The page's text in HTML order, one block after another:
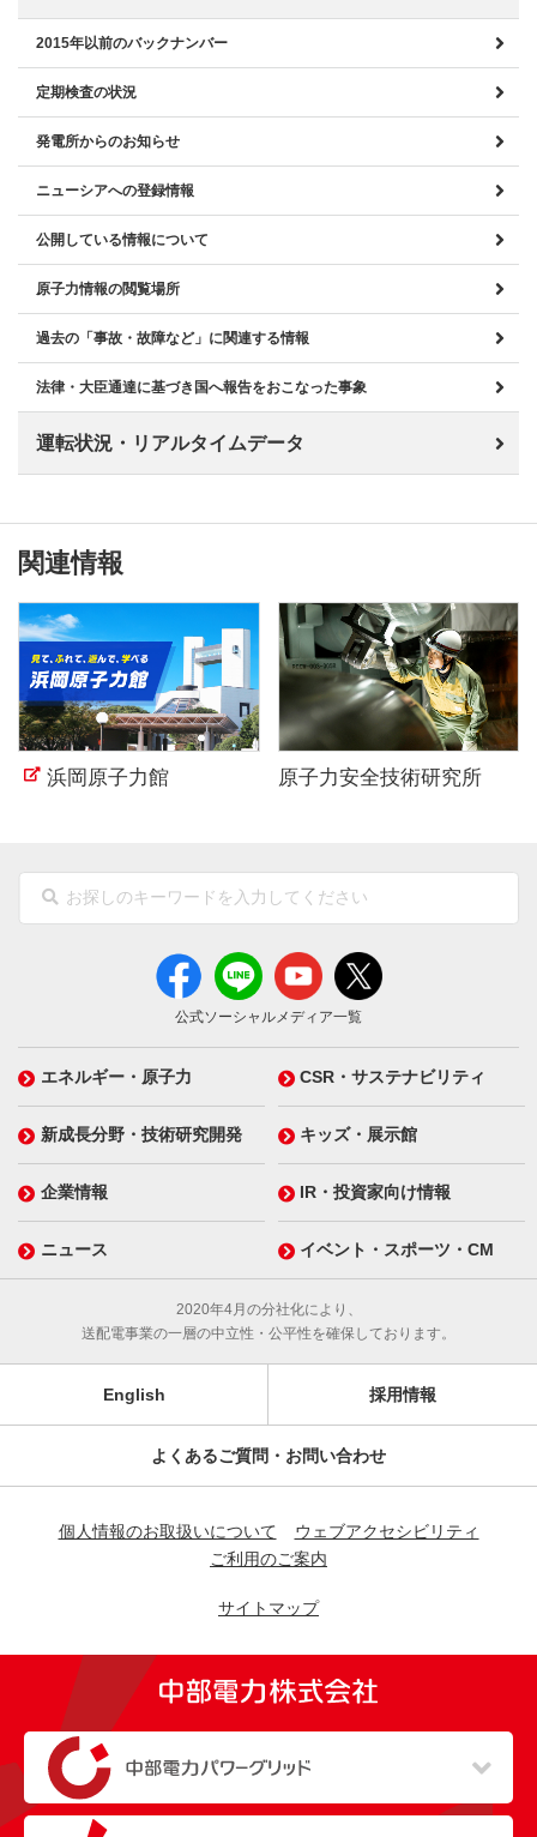
2015年以前のバックナンバー
定期検査の状況
発電所からのお知らせ
ニューシアへの登録情報
公開している情報について
原子力情報の閲覧場所
過去の「事故・故障など」に関連する情報
法律・大臣通達に基づき国へ報告をおこなった事象
運転状況・リアルタイムデータ
関連情報
浜岡原子力館 原子力安全技術研究所
公式ソーシャルメディア一覧
エネルギー・原子力 CSR・サステナビリティ
新成長分野・技術研究開発 キッズ・展示館
企業情報 IR・投資家向け情報
ニュース イベント・スポーツ・CM
2020年4月の分社化により、
送配電事業の一層の中立性・公平性を確保しております。
English 採用情報
よくあるご質問・お問い合わせ
個人情報のお取扱いについて
ウェブアクセシビリティ
ご利用のご案内
サイトマップ
（新しいウィンドウを開きます）